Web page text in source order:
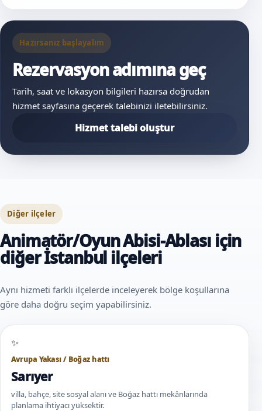
Hazırsanız başlayalım
Rezervasyon adımına geç
Tarih, saat ve lokasyon bilgileri hazırsa doğrudan
hizmet sayfasına geçerek talebinizi iletebilirsiniz.
Hizmet talebi oluştur
Diğer ilçeler
Animatör/Oyun Abisi-Ablası için
diğer İstanbul ilçeleri
Aynı hizmeti farklı ilçelerde inceleyerek bölge koşullarına
göre daha doğru seçim yapabilirsiniz.
Avrupa Yakası / Boğaz hattı
Sarıyer
villa, bahçe, site sosyal alanı ve Boğaz hattı mekânlarında
planlama ihtiyacı yüksektir.